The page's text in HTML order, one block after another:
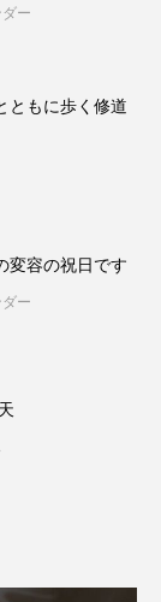
ー
もに歩く修道
容の祝日です
ー